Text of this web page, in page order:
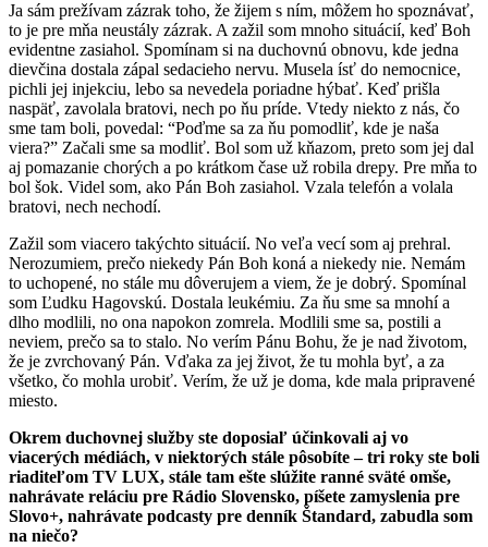
Ja sám prežívam zázrak toho, že žijem s ním, môžem ho spoznávať,
to je pre mňa neustály zázrak. A zažil som mnoho situácií, keď Boh
evidentne zasiahol. Spomínam si na duchovnú obnovu, kde jedna
dievčina dostala zápal sedacieho nervu. Musela ísť do nemocnice,
pichli jej injekciu, lebo sa nevedela poriadne hýbať. Keď prišla
naspäť, zavolala bratovi, nech po ňu príde. Vtedy niekto z nás, čo
sme tam boli, povedal: “Poďme sa za ňu pomodliť, kde je naša
viera?” Začali sme sa modliť. Bol som už kňazom, preto som jej dal
aj pomazanie chorých a po krátkom čase už robila drepy. Pre mňa to
bol šok. Videl som, ako Pán Boh zasiahol. Vzala telefón a volala
bratovi, nech nechodí.
Zažil som viacero takýchto situácií. No veľa vecí som aj prehral.
Nerozumiem, prečo niekedy Pán Boh koná a niekedy nie. Nemám
to uchopené, no stále mu dôverujem a viem, že je dobrý. Spomínal
som Ľudku Hagovskú. Dostala leukémiu. Za ňu sme sa mnohí a
dlho modlili, no ona napokon zomrela. Modlili sme sa, postili a
neviem, prečo sa to stalo. No verím Pánu Bohu, že je nad životom,
že je zvrchovaný Pán. Vďaka za jej život, že tu mohla byť, a za
všetko, čo mohla urobiť. Verím, že už je doma, kde mala pripravené
miesto.
Okrem duchovnej služby ste doposiaľ účinkovali aj vo
viacerých médiách, v niektorých stále pôsobíte – tri roky ste boli
riaditeľom TV LUX, stále tam ešte slúžite ranné sväté omše,
nahrávate reláciu pre Rádio Slovensko, píšete zamyslenia pre
Slovo+, nahrávate podcasty pre denník Štandard, zabudla som
na niečo?